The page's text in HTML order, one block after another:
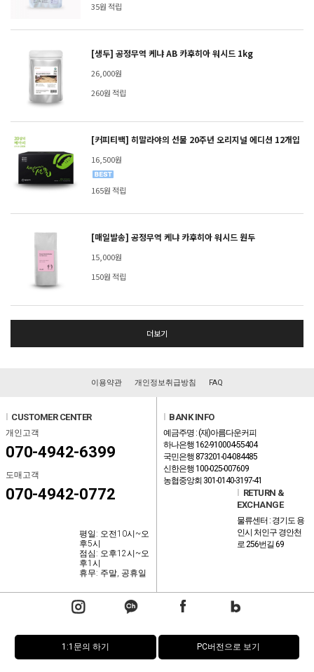
35원 적립
[생두] 공정무역 케냐 AB 카후히아 워시드 1kg
26,000원
260원 적립
[커피티백] 히말라야의 선물 20주년 오리지널 에디션 12개입
16,500원
165원 적립
[매일발송] 공정무역 케냐 카후히아 워시드 원두
15,000원
150원 적립
더보기
이용약관 개인정보취급방침 FAQ
CUSTOMER CENTER
개인고객
070-4942-6399
도매고객
070-4942-0772
평일: 오전10시~오
후5시
점심: 오후12시~오
후1시
휴무: 주말, 공휴일
BANK INFO
예금주명 : (재)아름다운커피
하나은행 162-910004-55404
국민은행 873201-04-084485
신한은행 100-025-007609
농협중앙회 301-0140-3197-41
RETURN &
EXCHANGE
물류센터 : 경기도 용
인시 처인구 경안천
로 256번길 69
1:1문의 하기 PC버전으로 보기